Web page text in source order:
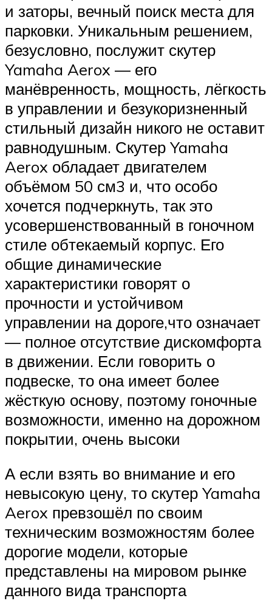
и заторы, вечный поиск места для
парковки. Уникальным решением,
безусловно, послужит скутер
Yamaha Aerox — его
манёвренность, мощность, лёгкость
в управлении и безукоризненный
стильный дизайн никого не оставит
равнодушным. Скутер Yamaha
Aerox обладает двигателем
объёмом 50 см3 и, что особо
хочется подчеркнуть, так это
усовершенствованный в гоночном
стиле обтекаемый корпус. Его
общие динамические
характеристики говорят о
прочности и устойчивом
управлении на дороге,что означает
— полное отсутствие дискомфорта
в движении. Если говорить о
подвеске, то она имеет более
жёсткую основу, поэтому гоночные
возможности, именно на дорожном
покрытии, очень высоки
А если взять во внимание и его
невысокую цену, то скутер Yamaha
Aerox превзошёл по своим
техническим возможностям более
дорогие модели, которые
представлены на мировом рынке
данного вида транспорта